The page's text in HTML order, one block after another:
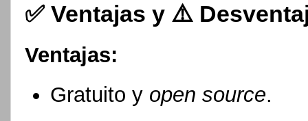
✅ Ventajas y ⚠️
Ventajas:
Gratuito y open source.